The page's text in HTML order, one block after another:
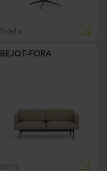
Foteliai
BEJOT-FORA
Sofos